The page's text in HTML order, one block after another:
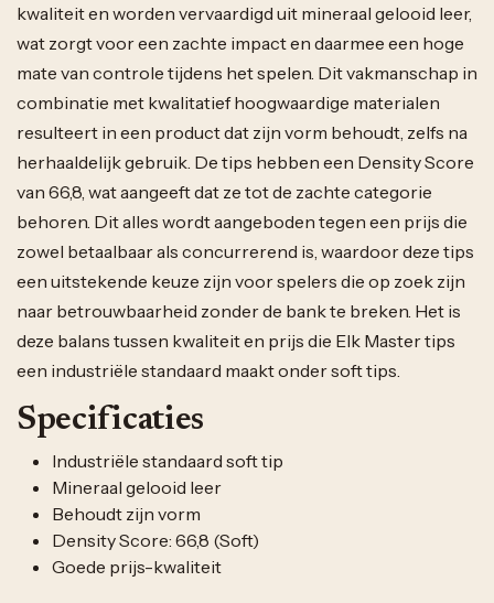
kwaliteit en worden vervaardigd uit mineraal gelooid leer,
wat zorgt voor een zachte impact en daarmee een hoge
mate van controle tijdens het spelen. Dit vakmanschap in
combinatie met kwalitatief hoogwaardige materialen
resulteert in een product dat zijn vorm behoudt, zelfs na
herhaaldelijk gebruik. De tips hebben een Density Score
van 66,8, wat aangeeft dat ze tot de zachte categorie
behoren. Dit alles wordt aangeboden tegen een prijs die
zowel betaalbaar als concurrerend is, waardoor deze tips
een uitstekende keuze zijn voor spelers die op zoek zijn
naar betrouwbaarheid zonder de bank te breken. Het is
deze balans tussen kwaliteit en prijs die Elk Master tips
een industriële standaard maakt onder soft tips.
Specificaties
Industriële standaard soft tip
Mineraal gelooid leer
Behoudt zijn vorm
Density Score: 66,8 (Soft)
Goede prijs-kwaliteit